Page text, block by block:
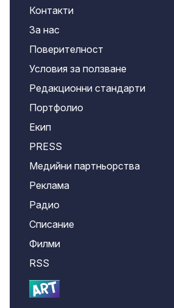
Контакти
За нас
Поверителност
Условия за ползване
Редакционни стандарти
Портфолио
Екип
PRESS
Медийни партньорства
Реклама
Радио
Списание
Филми
RSS